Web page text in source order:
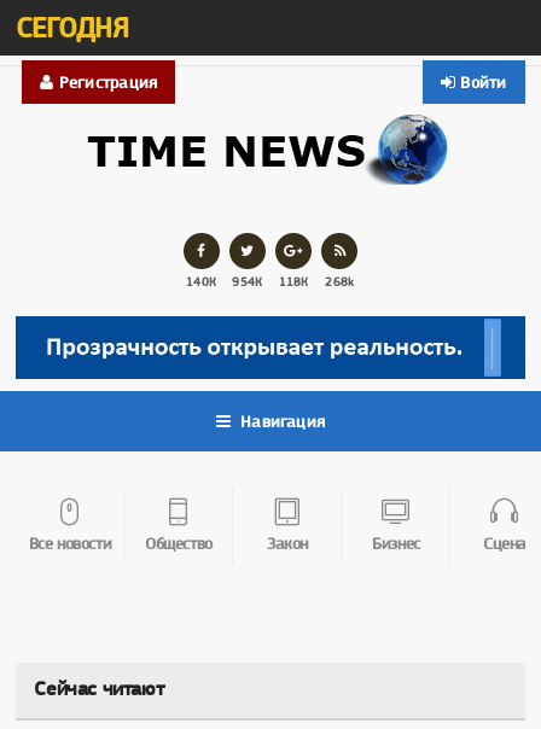
СЕГОДНЯ
Войти
Регистрация
140К 954К 118К 268k
Навигация
Все новости Общество Закон Бизнес Сцена
Сейчас читают